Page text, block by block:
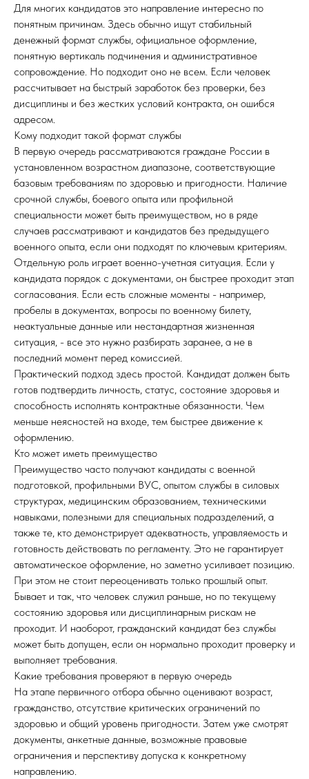
Для многих кандидатов это направление интересно по
понятным причинам. Здесь обычно ищут стабильный
денежный формат службы, официальное оформление,
понятную вертикаль подчинения и административное
сопровождение. Но подходит оно не всем. Если человек
рассчитывает на быстрый заработок без проверки, без
дисциплины и без жестких условий контракта, он ошибся
адресом.
Кому подходит такой формат службы
В первую очередь рассматриваются граждане России в
установленном возрастном диапазоне, соответствующие
базовым требованиям по здоровью и пригодности. Наличие
срочной службы, боевого опыта или профильной
специальности может быть преимуществом, но в ряде
случаев рассматривают и кандидатов без предыдущего
военного опыта, если они подходят по ключевым критериям.
Отдельную роль играет военно-учетная ситуация. Если у
кандидата порядок с документами, он быстрее проходит этап
согласования. Если есть сложные моменты - например,
пробелы в документах, вопросы по военному билету,
неактуальные данные или нестандартная жизненная
ситуация, - все это нужно разбирать заранее, а не в
последний момент перед комиссией.
Практический подход здесь простой. Кандидат должен быть
готов подтвердить личность, статус, состояние здоровья и
способность исполнять контрактные обязанности. Чем
меньше неясностей на входе, тем быстрее движение к
оформлению.
Кто может иметь преимущество
Преимущество часто получают кандидаты с военной
подготовкой, профильными ВУС, опытом службы в силовых
структурах, медицинским образованием, техническими
навыками, полезными для специальных подразделений, а
также те, кто демонстрирует адекватность, управляемость и
готовность действовать по регламенту. Это не гарантирует
автоматическое оформление, но заметно усиливает позицию.
При этом не стоит переоценивать только прошлый опыт.
Бывает и так, что человек служил раньше, но по текущему
состоянию здоровья или дисциплинарным рискам не
проходит. И наоборот, гражданский кандидат без службы
может быть допущен, если он нормально проходит проверку и
выполняет требования.
Какие требования проверяют в первую очередь
На этапе первичного отбора обычно оценивают возраст,
гражданство, отсутствие критических ограничений по
здоровью и общий уровень пригодности. Затем уже смотрят
документы, анкетные данные, возможные правовые
ограничения и перспективу допуска к конкретному
направлению.